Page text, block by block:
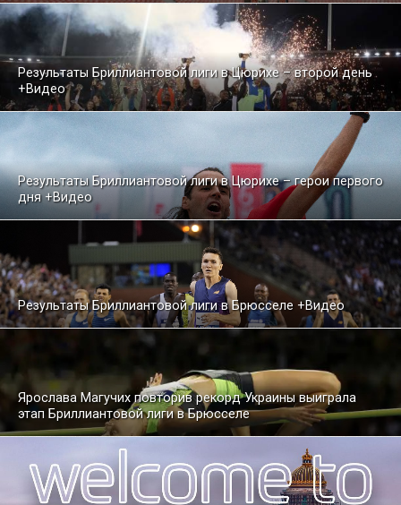
Результаты Бриллиантовой лиги в Цюрихе – второй день
+Видео
Результаты Бриллиантовой лиги в Цюрихе – герои первого
дня +Видео
Результаты Бриллиантовой лиги в Брюсселе +Видео
Ярослава Магучих повторив рекорд Украины выиграла
этап Бриллиантовой лиги в Брюсселе